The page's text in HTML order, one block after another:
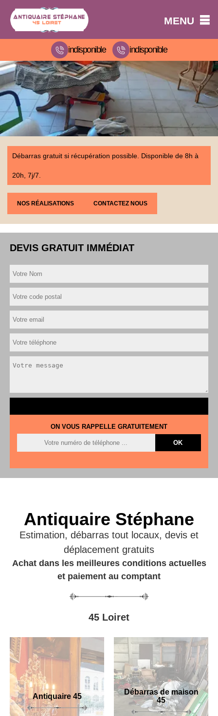
MENU
indisponible indisponible
Débarras gratuit si récupération possible. Disponible de 8h à
20h, 7j/7.
NOS RÉALISATIONS CONTACTEZ NOUS
DEVIS GRATUIT IMMÉDIAT
ON VOUS RAPPELLE GRATUITEMENT
Antiquaire Stéphane
Estimation, débarras tout locaux, devis et
déplacement gratuits
Achat dans les meilleures conditions actuelles
et paiement au comptant
45 Loiret
Antiquaire 45
Débarras de maison
45